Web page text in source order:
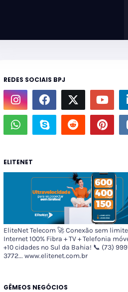
REDES SOCIAIS BPJ
ELITENET
EliteNet Telecom 🚀 Conexão sem
Internet 100% Fibra + TV + Telefonia
+10 cidades no Sul da Bahia! 📞 (73)
3772... www.elitenet.com.br
GÊMEOS NEGÓCIOS